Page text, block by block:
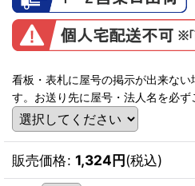
看板・表札に屋号の掲示が出来ない
す。お送り先に屋号・法人名を必ず
販売価格: 1,324円(税込)